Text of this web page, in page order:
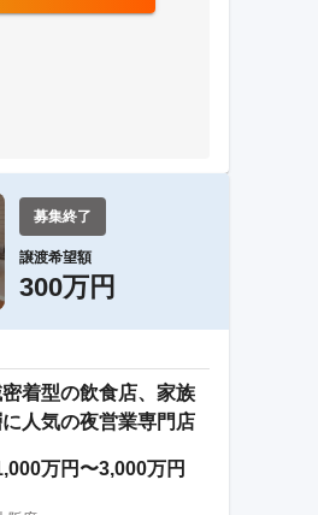
募集終了
譲渡希望額
300万円
密着型の飲食店、家族
人気の夜営業専門店
万円〜3,000万円